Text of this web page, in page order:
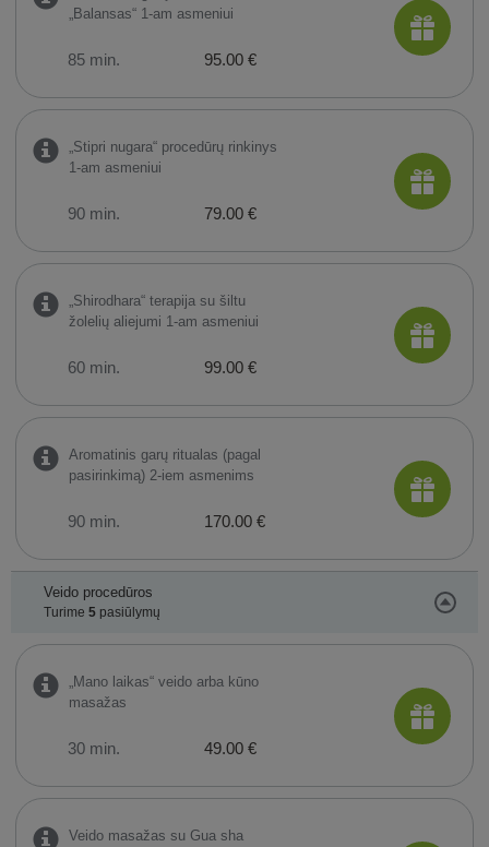
„Balansas“ 1-am asmeniui
85 min. 95.00 €
„Stipri nugara“ procedūrų rinkinys
1-am asmeniui
90 min. 79.00 €
„Shirodhara“ terapija su šiltu
žolelių aliejumi 1-am asmeniui
60 min. 99.00 €
Aromatinis garų ritualas (pagal
pasirinkimą) 2-iem asmenims
90 min. 170.00 €
Veido procedūros
Turime 5pasiūlymų
„Mano laikas“ veido arba kūno
masažas
30 min. 49.00 €
Veido masažas su Gua sha